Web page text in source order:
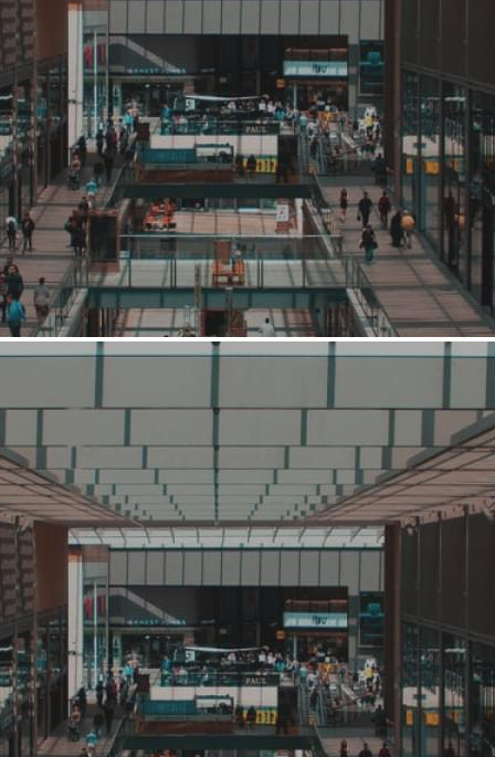
Средний
Связаться с ритейлером Узнать планы развития ритейлера
харизматичных человека, занимавшиеся мясным бизнесом в
России, поняли, что хотя мясоколбасной продукции на рынке
много, найти то, что удовлетворяло бы их потребностям,
очень сложно. И они решили создать компанию, которая будет
производить вкусную и качественную продукцию, которую
они смогут покупать себе домой и смело рекомендовать своим
друзьям и знакомым. Так 25 декабря 2...
1933 (+1)
Навигация
О ритейлере
О компании
Информация о развитии ритейлера
Где представлена ТС
Контакты
Новости торговой сети